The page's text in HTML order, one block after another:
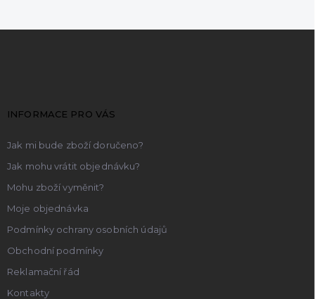
INFORMACE PRO VÁS
Jak mi bude zboží doručeno?
Jak mohu vrátit objednávku?
Mohu zboží vyměnit?
Moje objednávka
Podmínky ochrany osobních údajů
Obchodní podmínky
Reklamační řád
Kontakty